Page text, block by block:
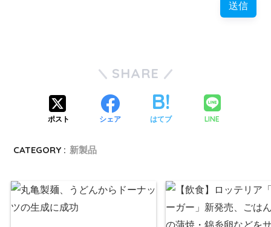
SHARE
ポスト シェア はてブ LINE
CATEGORY : 新製品